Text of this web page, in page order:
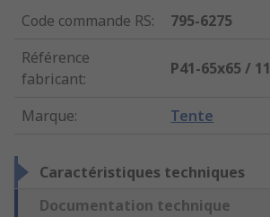
Code commande RS:
795-6275
Référence
fabricant:
P41-65x65 / 11
Marque: Tente
Caractéristiques techniques
Documentation technique